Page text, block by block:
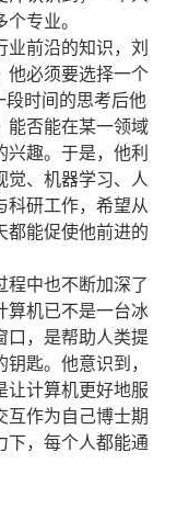
专业。
业前沿的知识，刘
他必须要选择一个
段时间的思考后他
能否能在某一领域
兴趣。于是，他利
觉、机器学习、人
科研工作，希望从
都能促使他前进的
程中也不断加深了
算机已不是一台冰
口，是帮助人类提
匙。他意识到，
让计算机更好地服
互作为自己博士期
下，每个人都能通